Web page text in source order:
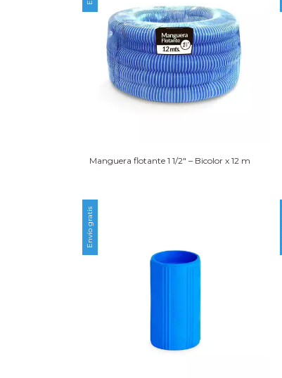
Manguera flotante 1 1/2″ – Bicolor x 12 m
Envío gratis